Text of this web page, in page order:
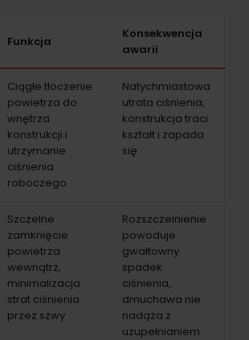
Funkcja
Konsekwencja
awarii
Ciągłe tłoczenie
powietrza do
wnętrza
konstrukcji i
utrzymanie
ciśnienia
roboczego
Natychmiastowa
utrata ciśnienia,
konstrukcja traci
kształt i zapada
się
Szczelne
zamknięcie
powietrza
wewnątrz,
minimalizacja
strat ciśnienia
przez szwy
Rozszczelnienie
powoduje
gwałtowny
spadek
ciśnienia,
dmuchawa nie
nadąża z
uzupełnianiem